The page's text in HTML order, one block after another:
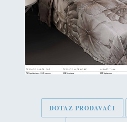
DOTAZ PRODAVAČI